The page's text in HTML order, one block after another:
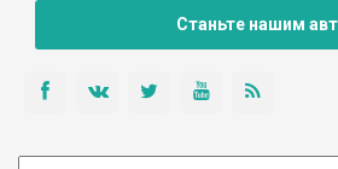
Станьте нашим